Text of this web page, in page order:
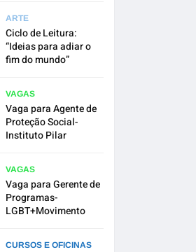
ARTE
Ciclo de Leitura:
“Ideias para adiar o
fim do mundo”
VAGAS
Vaga para Agente de
Proteção Social-
Instituto Pilar
VAGAS
Vaga para Gerente de
Programas-
LGBT+Movimento
CURSOS E OFICINAS